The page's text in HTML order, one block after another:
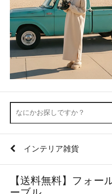
インテリア雑貨
【送料無料】フォ